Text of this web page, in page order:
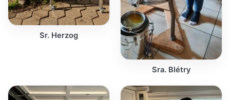
Sr. Herzog
Sra. Blétry